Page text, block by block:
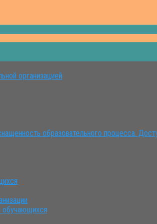
организацией
образовательного процесса.
обучающихся